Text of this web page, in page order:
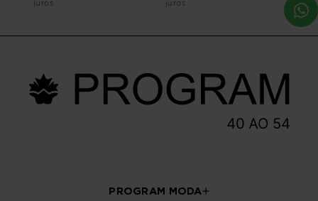
juros
juros